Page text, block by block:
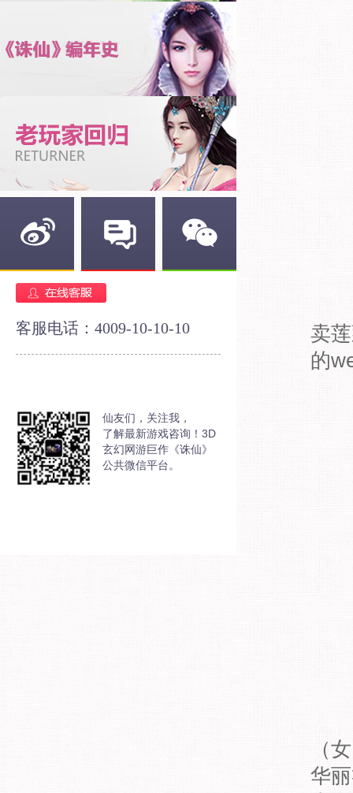
客服电话：4009-10-10-10
仙友们，关注我，
了解最新游戏咨询！3D
玄幻网游巨作《诛仙》
公共微信平台。
卖
的
（
华